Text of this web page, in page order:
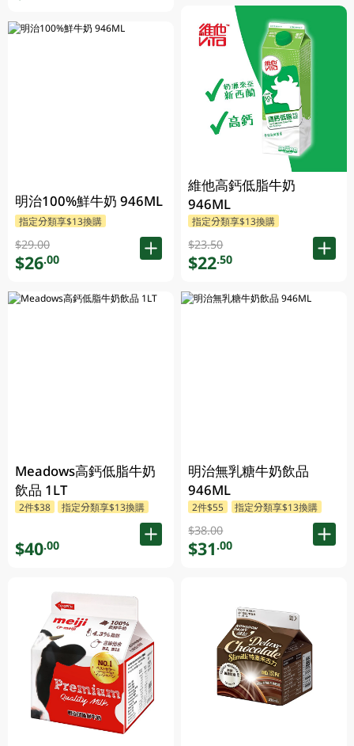
明治100%鮮牛奶 946ML
指定分類享$13換購
$29.00
$26.00
Meadows高鈣低脂牛奶
飲品 1LT
2件$38 指定分類享$13換購
$40.00
維他高鈣低脂牛奶
946ML
指定分類享$13換購
$23.50
$22.50
明治無乳糖牛奶飲品
946ML
2件$55 指定分類享$13換購
$38.00
$31.00